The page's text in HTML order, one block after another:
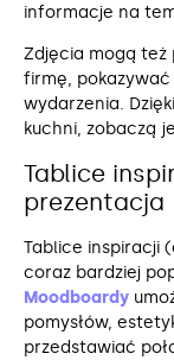
informacje na
Zdjęcia mogą też
firmę,
wydarzenia.
kuchni, zobaczą
Tablice
prezentacja
Tablice inspiracji
coraz bardziej
Moodboardy
pomysłów,
przedstawiać